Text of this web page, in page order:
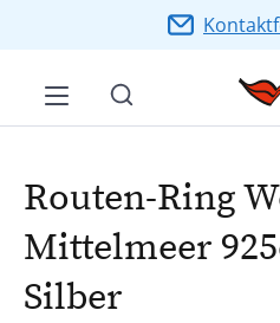
Zum Hauptinhalt springen
Routen-Ring
Mittelmeer
Silber